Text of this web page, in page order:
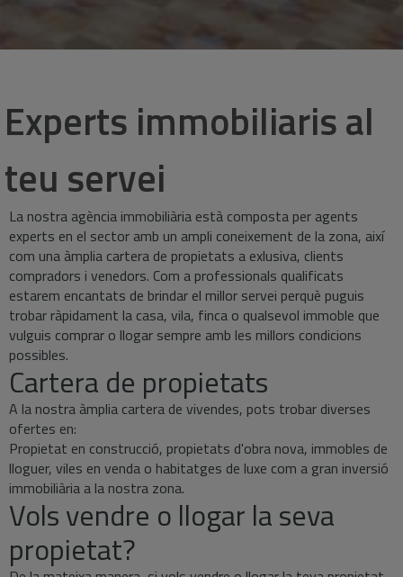
Experts immobiliaris al
teu servei
La nostra agència immobiliària està composta per agents
experts en el sector amb un ampli coneixement de la zona, així
com una àmplia cartera de propietats a exlusiva, clients
compradors i venedors. Com a professionals qualificats
estarem encantats de brindar el millor servei perquè puguis
trobar ràpidament la casa, vila, finca o qualsevol immoble que
vulguis comprar o llogar sempre amb les millors condicions
possibles.
Cartera de propietats
A la nostra àmplia cartera de vivendes, pots trobar diverses
ofertes en:
Propietat en construcció, propietats d'obra nova, immobles de
lloguer, viles en venda o habitatges de luxe com a gran inversió
immobiliària a la nostra zona.
Vols vendre o llogar la seva
propietat?